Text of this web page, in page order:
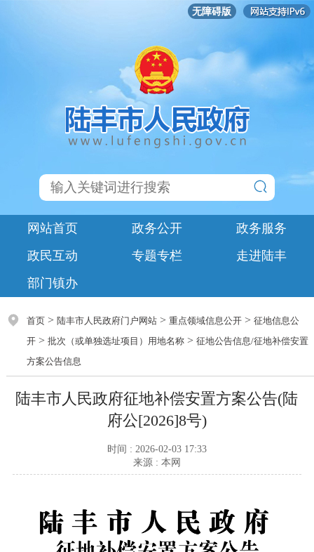
无障碍版
网站首页 政务公开
政务服务
政民互动
专题专栏
走进陆丰
部门镇办
首页> 陆丰市人民政府门户网站> 重点领域信息公开> 征地信息公
开> 批次（或单独选址项目）用地名称> 征地公告信息/征地补偿安置
方案公告信息
陆丰市人民政府征地补偿安置方案公告(陆
府公[2026]8号)
时间 : 2026-02-03 17:33
来源 : 本网